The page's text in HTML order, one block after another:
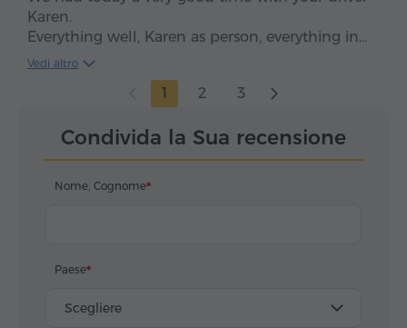
Karen.
Everything well, Karen as person, everything in
time, clean car, smooth drive. We enjoyed, five
Vedi altro
1 2 3
Condivida la Sua recensione
Nome, Cognome
Paese
Scegliere